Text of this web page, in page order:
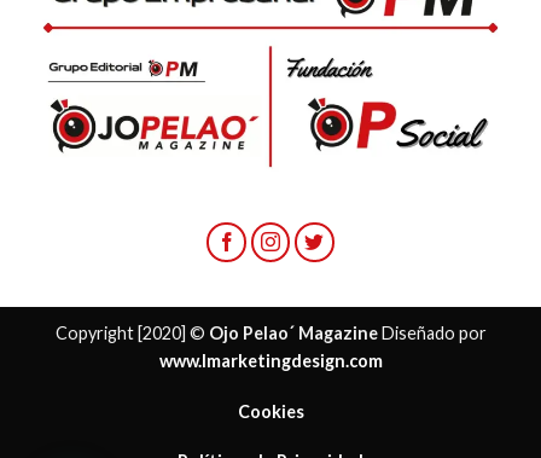
Copyright [2020] © Ojo Pelao´ MagazineDiseñado por
www.lmarketingdesign.com
Cookies